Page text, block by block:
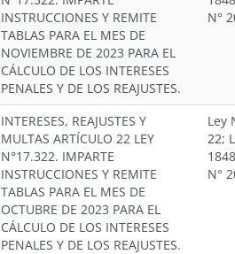
INSTRUCCIONES Y REMITE
TABLAS PARA EL MES DE
NOVIEMBRE DE 2023 PARA EL
CÁLCULO DE LOS INTERESES
PENALES Y DE LOS REAJUSTES.
N°
INTERESES, REAJUSTES Y
MULTAS ARTÍCULO 22 LEY
N°17.322. IMPARTE
INSTRUCCIONES Y REMITE
TABLAS PARA EL MES DE
OCTUBRE DE 2023 PARA EL
CÁLCULO DE LOS INTERESES
PENALES Y DE LOS REAJUSTES.
Ley
22;
N°